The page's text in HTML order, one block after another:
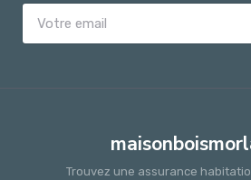
Trouvez une assurance